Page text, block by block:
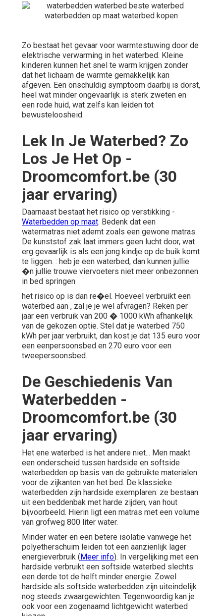
Zo bestaat het gevaar voor warmtestuwing door de
elektrische verwarming in het waterbed. Kleine
kinderen kunnen het snel te warm krijgen zonder
dat het lichaam de warmte gemakkelijk kan
afgeven. Een onschuldig symptoom daarbij is dorst,
heel wat minder ongevaarlijk is sterk zweten en
een rode huid, wat zelfs kan leiden tot
bewusteloosheid.
Lek In Je Waterbed? Zo
Los Je Het Op -
Droomcomfort.be (30
jaar ervaring)
Daarnaast bestaat het risico op verstikking -
Waterbedden op maat. Bedenk dat een
watermatras niet ademt zoals een gewone matras.
De kunststof zak laat immers geen lucht door, wat
erg gevaarlijk is als een jong kindje op de buik komt
te liggen. : heb je een waterbed, dan kunnen jullie
�n jullie trouwe viervoeters niet meer onbezonnen
in bed springen
het risico op is dan re�el. Hoeveel verbruikt een
waterbed aan , zal je je wel afvragen? Reken per
jaar een verbruik van 200 � 1000 kWh afhankelijk
van de gekozen optie. Stel dat je waterbed 750
kWh per jaar verbruikt, dan kost je dat 135 euro voor
een eenpersoonsbed en 270 euro voor een
tweepersoonsbed.
De Geschiedenis Van
Waterbedden -
Droomcomfort.be (30
jaar ervaring)
Het ene waterbed is het andere niet... Men maakt
een onderscheid tussen hardside en softside
waterbedden op basis van de gebruikte materialen
voor de zijkanten van het bed. De klassieke
waterbedden zijn hardside exemplaren: ze bestaan
uit een beddenbak met harde zijden, van hout
bijvoorbeeld. Hierin ligt een matras met een volume
van grofweg 800 liter water.
Minder water en een betere isolatie vanwege het
polyetherschuim leiden tot een aanzienlijk lager
energieverbruik ( Meer info). In vergelijking met een
hardside verbruikt een softside waterbed slechts
een derde tot de helft minder energie. Zowel
hardside als softside waterbedden zijn uiteindelijk
nog steeds zwaargewichten. Tegenwoordig kan je
ook voor een zogenaamd lichtgewicht waterbed